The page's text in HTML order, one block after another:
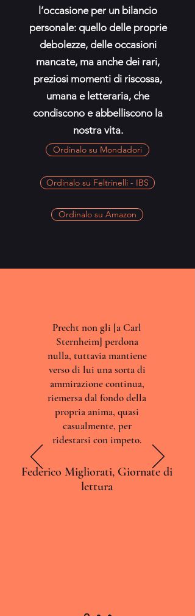
l’occasione per un bilancio
personale: quello delle proprie
debolezze, delle occasioni
mancate, ma anche dei rari,
preziosi momenti di riscossa,
umana e letteraria, che
condiscono e abbelliscono la
nostra vita.
Ordinalo su Mondadori
Ordinalo su Feltrinelli - IBS
Ordinalo su Amazon
Precht non gli [a Carl
Sternheim] perdona
nulla, tuttavia mantiene
verso di lui una sorta di
ammirazione continua,
riemersa dal fondo della
propria anima, quasi
casualmente, per
ridestarsi con impeto.
Federico Migliorati, Giornate di
lettura